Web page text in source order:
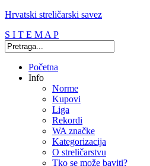
Hrvatski streličarski savez
S I T E M A P
Početna
Info
Norme
Kupovi
Liga
Rekordi
WA značke
Kategorizacija
O streličarstvu
Tko se može baviti?